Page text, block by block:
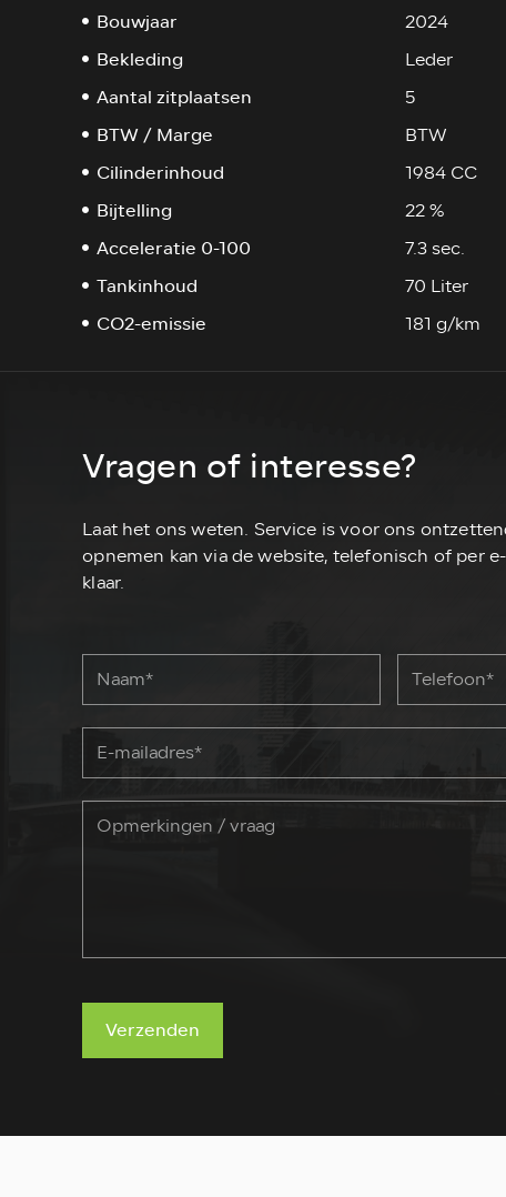
Bouwjaar 2024
Bekleding Leder
Aantal zitplaatsen 5
BTW / Marge BTW
Cilinderinhoud 1984 CC
Bijtelling 22 %
Acceleratie 0-100 7.3 sec.
Tankinhoud 70 Liter
CO2-emissie 181 g/km
Vragen of interesse?
Laat het ons weten. Service is voor ons
opnemen kan via de website, telefonisch of per
klaar.
Verzenden